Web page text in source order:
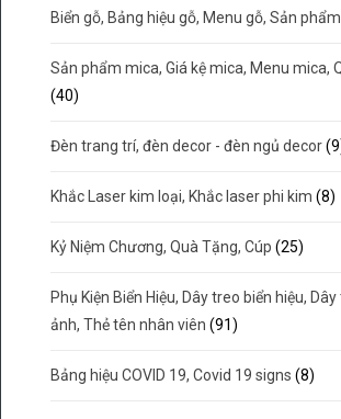
Biển gỗ, Bảng hiệu gỗ, Menu gỗ, Sản
Sản phẩm mica, Giá kệ mica, Menu mica,
(40)
Đèn trang trí, đèn decor - đèn ngủ decor
Khắc Laser kim loại, Khắc laser phi kim (8)
Kỷ Niệm Chương, Quà Tặng, Cúp (25)
Phụ Kiện Biển Hiệu, Dây treo biển hiệu,
ảnh, Thẻ tên nhân viên (91)
Bảng hiệu COVID 19, Covid 19 signs (8)